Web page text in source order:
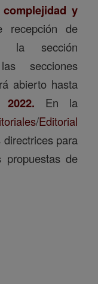
y
de
la sección
secciones
abierto hasta
En la
/Editorial
para
de